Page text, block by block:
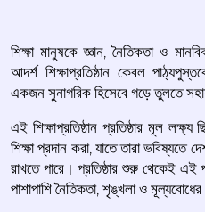
শিক্ষা মানুষকে জ্ঞান, নৈতিকতা ও
আদর্শ শিক্ষাপ্রতিষ্ঠান কেবল
একজন সুনাগরিক হিসেবে গড়ে তুলতে
এই শিক্ষাপ্রতিষ্ঠান প্রতিষ্ঠার মূল লক্ষ্য
শিক্ষা প্রদান করা, যাতে তারা
রাখতে পারে। প্রতিষ্ঠার শুরু থেকেই এই
পাশাপাশি নৈতিকতা, শৃঙ্খলা ও